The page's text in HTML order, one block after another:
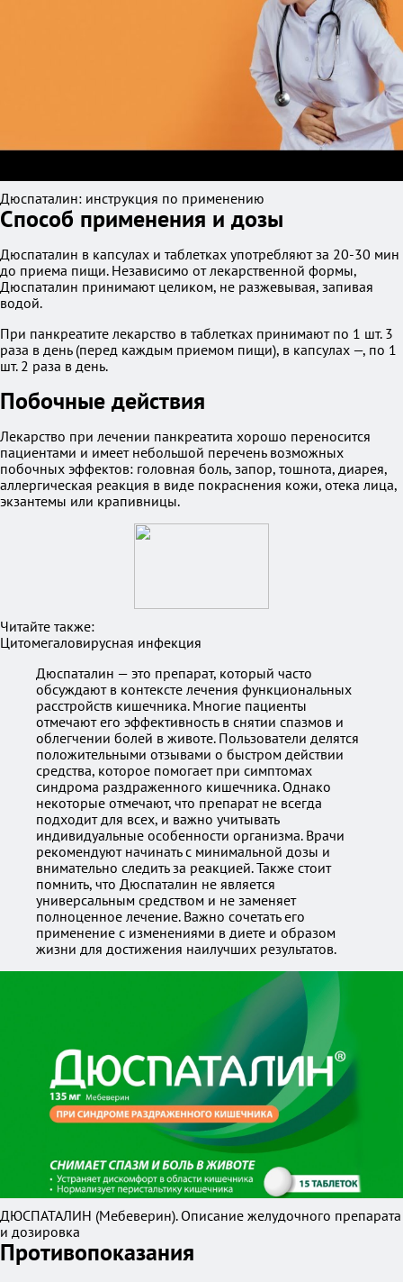
Дюспаталин: инструкция по применению
Способ применения и дозы
Дюспаталин в капсулах и таблетках употребляют за 20-30 мин
до приема пищи. Независимо от лекарственной формы,
Дюспаталин принимают целиком, не разжевывая, запивая
водой.
При панкреатите лекарство в таблетках принимают по 1 шт. 3
раза в день (перед каждым приемом пищи), в капсулах —, по 1
шт. 2 раза в день.
Побочные действия
Лекарство при лечении панкреатита хорошо переносится
пациентами и имеет небольшой перечень возможных
побочных эффектов: головная боль, запор, тошнота, диарея,
аллергическая реакция в виде покраснения кожи, отека лица,
экзантемы или крапивницы.
Читайте также:
Цитомегаловирусная инфекция
Дюспаталин — это препарат, который часто
обсуждают в контексте лечения функциональных
расстройств кишечника. Многие пациенты
отмечают его эффективность в снятии спазмов и
облегчении болей в животе. Пользователи делятся
положительными отзывами о быстром действии
средства, которое помогает при симптомах
синдрома раздраженного кишечника. Однако
некоторые отмечают, что препарат не всегда
подходит для всех, и важно учитывать
индивидуальные особенности организма. Врачи
рекомендуют начинать с минимальной дозы и
внимательно следить за реакцией. Также стоит
помнить, что Дюспаталин не является
универсальным средством и не заменяет
полноценное лечение. Важно сочетать его
применение с изменениями в диете и образом
жизни для достижения наилучших результатов.
ДЮСПАТАЛИН (Мебеверин). Описание желудочного препарата
и дозировка
Противопоказания